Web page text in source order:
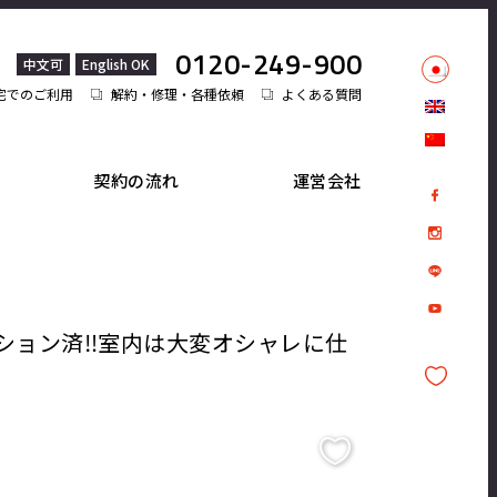
中文可 English OK 0120-249-900
でのご利用 解約・修理・各種依頼 よくある質問
契約の流れ 運営会社
ン済‼室内は大変オシャレに仕